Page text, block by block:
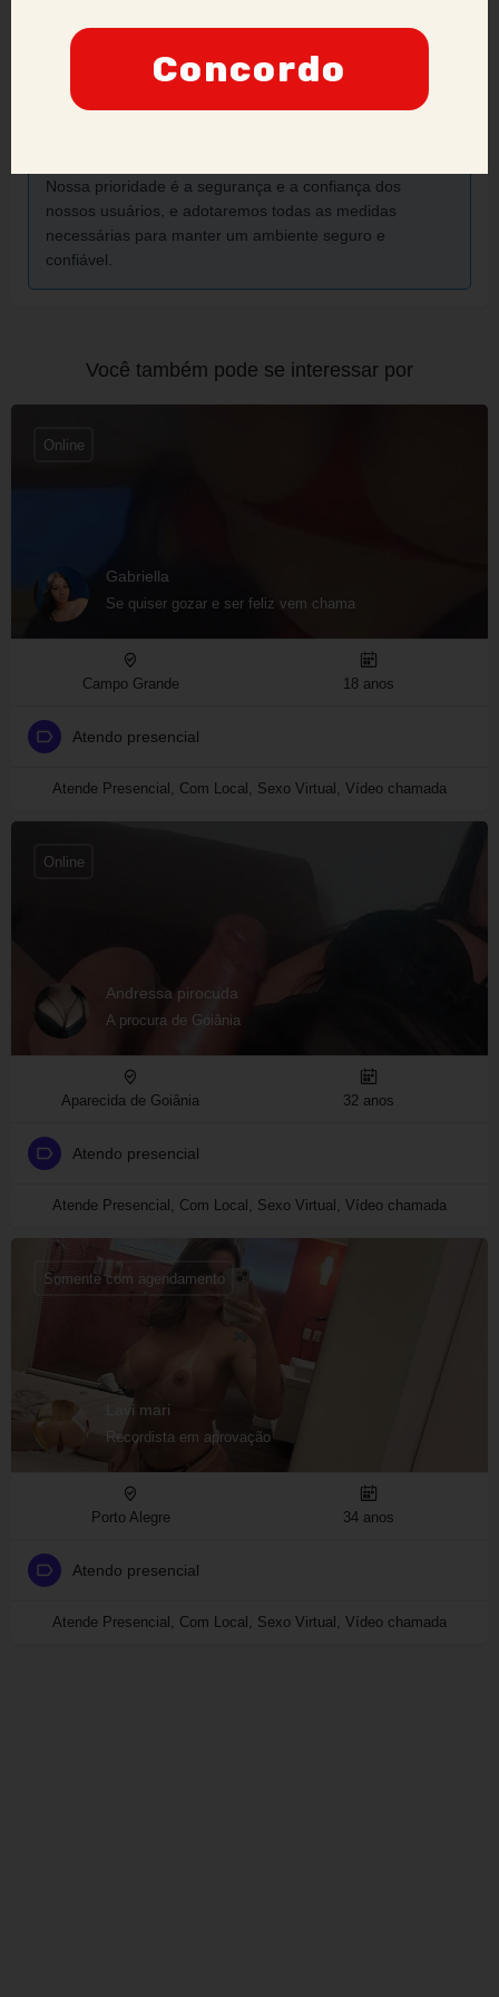
Por favor, inclua prints e informações adicionais para que
possamos analisar a situação de forma mais eficaz.
Anunciantes que acumularem várias denúncias podem
Nossa prioridade é a segurança e a confiança dos
nossos usuários, e adotaremos todas as medidas
necessárias para manter um ambiente seguro e
confiável.
Você também pode se interessar por
Gabriella
Se quiser gozar e ser feliz vem chama
Online
Campo Grande 18 anos
Atendo presencial
Atende Presencial, Com Local, Sexo Virtual, Vídeo chamada
Andressa pirocuda
A procura de Goiânia
Online
Aparecida de Goiânia 32 anos
Atendo presencial
Atende Presencial, Com Local, Sexo Virtual, Vídeo chamada
Lavi mari
Recordista em aprovação
Somente com agendamento
Porto Alegre 34 anos
Atendo presencial
Atende Presencial, Com Local, Sexo Virtual, Vídeo chamada
Concordo